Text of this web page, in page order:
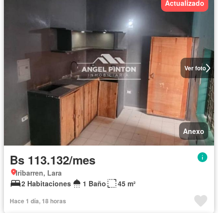
Ver foto
Actualizado
Anexo
Bs 113.132/mes
Iribarren, Lara
2 Habitaciones
1 Baño 45 m²
Hace 1 día, 18 horas